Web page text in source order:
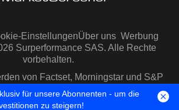
EinstellungenÜber uns Werbung
Surperformance SAS. Alle Rechte
vorbehalten.
von Factset, Morningstar und S&P
IQ zur Verfügung gestellt
für unsere Abonnenten - um die
zu steigern!